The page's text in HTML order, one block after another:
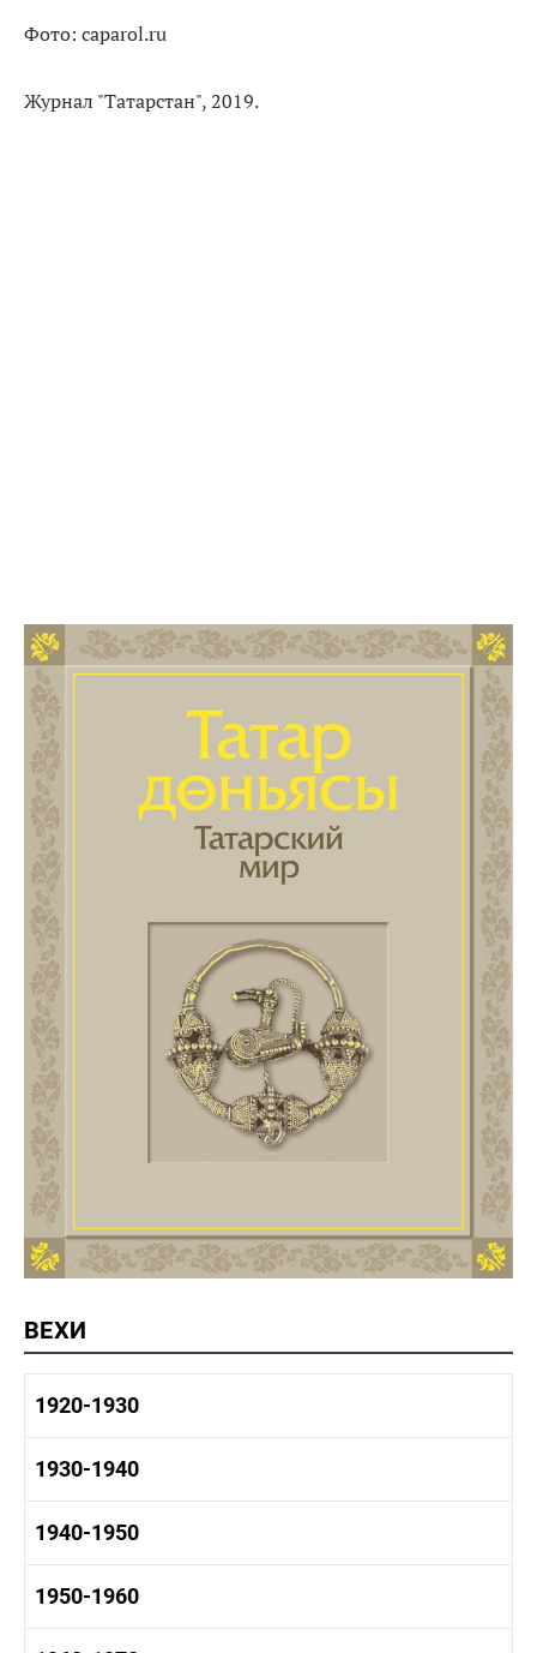
Фото: caparol.ru
Журнал "Татарстан", 2019.
ВЕХИ
1920-1930
1920-1930 история
1920-1930 культура
1930-1940
1930-1940 история
1930-1940 культура
1940-1950
1940-1950 быт
1940-1950 промышленность
1950-1960